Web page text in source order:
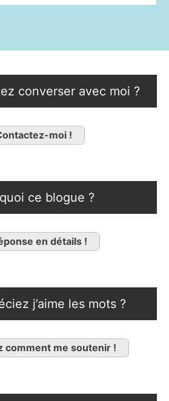
converser avec moi ?
moi !
ce blogue ?
en détails !
j’aime les mots ?
comment me soutenir !